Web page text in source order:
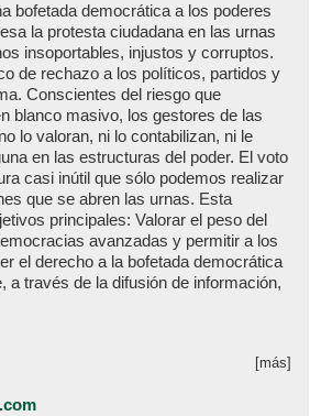
bofetada democrática a los poderes
la protesta ciudadana en las urnas
insoportables, injustos y corruptos.
de rechazo a los políticos, partidos y
Conscientes del riesgo que
blanco masivo, los gestores de las
lo valoran, ni lo contabilizan, ni le
en las estructuras del poder. El voto
casi inútil que sólo podemos realizar
que se abren las urnas. Esta
principales: Valorar el peso del
avanzadas y permitir a los
el derecho a la bofetada democrática
a través de la difusión de información,
[más]